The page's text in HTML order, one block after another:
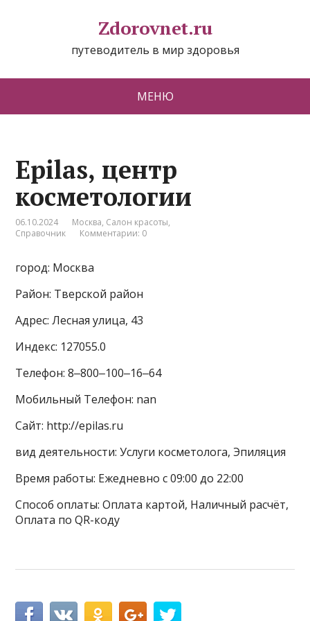
Zdorovnet.ru
путеводитель в мир здоровья
МЕНЮ
Epilas, центр
косметологии
06.10.2024 Москва, Салон красоты,
Справочник
Комментарии: 0
город: Москва
Район: Тверской район
Адрес: Лесная улица, 43
Индекс: 127055.0
Телефон: 8‒800‒100‒16‒64
Мобильный Телефон: nan
Сайт: http://epilas.ru
вид деятельности: Услуги косметолога, Эпиляция
Время работы: Ежедневно с 09:00 до 22:00
Способ оплаты: Оплата картой, Наличный расчёт,
Оплата по QR-коду